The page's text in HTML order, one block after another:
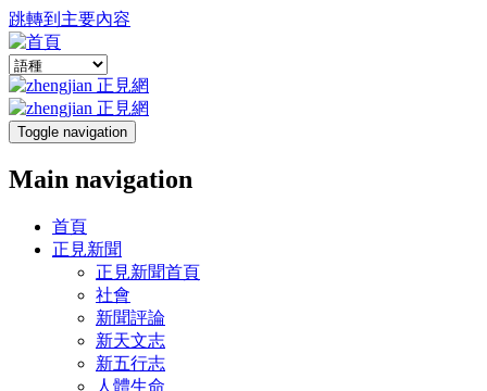
跳轉到主要內容
Toggle navigation
Main navigation
首頁
正見新聞
正見新聞首頁
社會
新聞評論
新天文志
新五行志
人體生命